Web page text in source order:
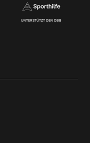
UNTERSTÜTZT DEN DBB